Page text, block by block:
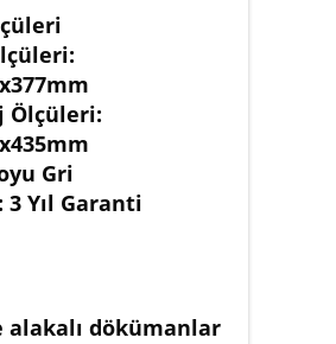
Ölçüleri:
Gri
Yıl Garanti
alakalı dökümanlar